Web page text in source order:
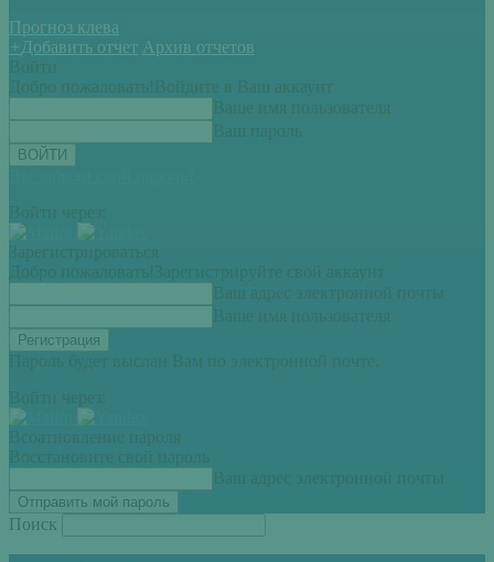
Прогноз клева
+ Добавить отчет Архив отчетов
Войти
Добро пожаловать! Войдите в Ваш аккаунт
Ваше имя пользователя
Ваш пароль
Войти через:
Зарегистрироваться
Добро пожаловать! Зарегистрируйте свой аккаунт
Ваш адрес электронной почты
Ваше имя пользователя
Пароль будет выслан Вам по электронной почте.
Войти через:
Всоатновление пароля
Восстановите свой пароль
Ваш адрес электронной почты
Поиск